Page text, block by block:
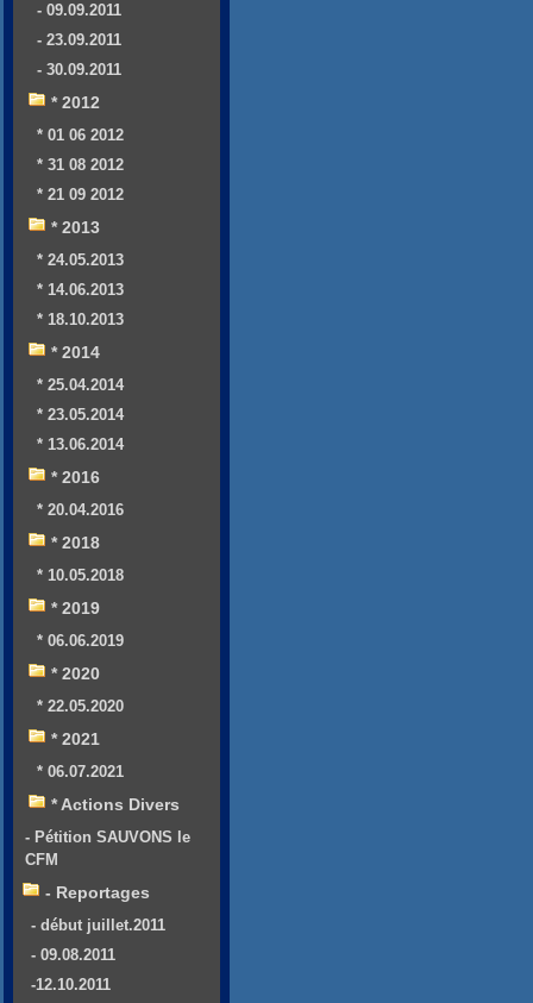
- 09.09.2011
- 23.09.2011
- 30.09.2011
* 2012
* 01 06 2012
* 31 08 2012
* 21 09 2012
* 2013
* 24.05.2013
* 14.06.2013
* 18.10.2013
* 2014
* 25.04.2014
* 23.05.2014
* 13.06.2014
* 2016
* 20.04.2016
* 2018
* 10.05.2018
* 2019
* 06.06.2019
* 2020
* 22.05.2020
* 2021
* 06.07.2021
* Actions Divers
- Pétition SAUVONS le
CFM
- Reportages
- début juillet.2011
- 09.08.2011
-12.10.2011